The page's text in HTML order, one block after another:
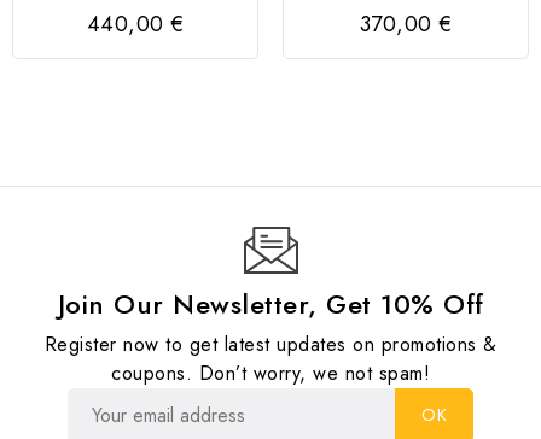
SRPL55K1 Seiko 5...
440,00 €
Quartzo 2P...
370,00 €
Join Our Newsletter, Get 10% Off
Register now to get latest updates on promotions &
coupons. Don’t worry, we not spam!